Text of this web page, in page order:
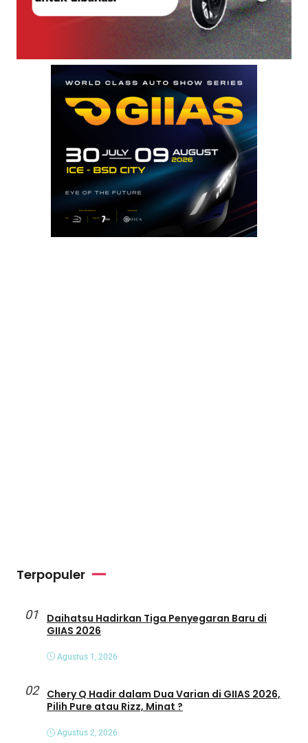
Terpopuler
01
Daihatsu Hadirkan Tiga Penyegaran Baru di
GIIAS 2026
Agustus 1, 2026
02
Chery Q Hadir dalam Dua Varian di GIIAS 2026,
Pilih Pure atau Rizz, Minat ?
Agustus 2, 2026